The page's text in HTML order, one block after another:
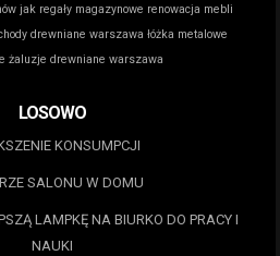
jak regały magazynowe renowacja mebli
drewniane warszawa łóżka metalowe
żaluzje drewniane warszawa
LOSOWO
KONSUMPCJI
SALONU W DOMU
LAMPKĘ NA BIURKO DO PRACY I
NAUKI